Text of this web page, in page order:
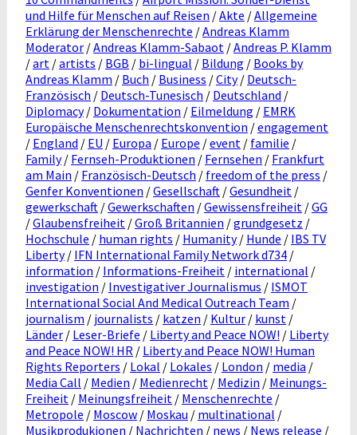
und Hilfe für Menschen auf Reisen /Akte /Allgemeine
Erklärung der Menschenrechte /Andreas Klamm
Moderator /Andreas Klamm-Sabaot /Andreas P. Klamm
/art /artists / BGB / bi-lingual / Bildung / Books by
Andreas Klamm / Buch / Business /City/ Deutsch-
Französisch / Deutsch-Tunesisch / Deutschland /
Diplomacy/ Dokumentation / Eilmeldung / EMRK
Europäische Menschenrechtskonvention /engagement
/ England / EU / Europa / Europe /event / familie /
Family/ Fernseh-Produktionen / Fernsehen / Frankfurt
am Main / Französisch-Deutsch / freedom of the press /
Genfer Konventionen /Gesellschaft /Gesundheit /
gewerkschaft /Gewerkschaften /Gewissensfreiheit /GG
/Glaubensfreiheit /Groß Britannien /grundgesetz /
Hochschule / human rights / Humanity/ Hunde / IBS TV
Liberty/ IFN International Family Network d734 /
information / Informations-Freiheit / international /
investigation / Investigativer Journalismus / ISMOT
International Social And Medical Outreach Team /
journalism / journalists / katzen / Kultur / kunst /
Länder / Leser-Briefe / Liberty and Peace NOW! / Liberty
and Peace NOW! HR / Liberty and Peace NOW! Human
Rights Reporters / Lokal / Lokales / London / media /
Media Call / Medien / Medienrecht / Medizin / Meinungs-
Freiheit / Meinungsfreiheit / Menschenrechte /
Metropole / Moscow / Moskau / multinational /
Musikprodukionen / Nachrichten / news / News release /